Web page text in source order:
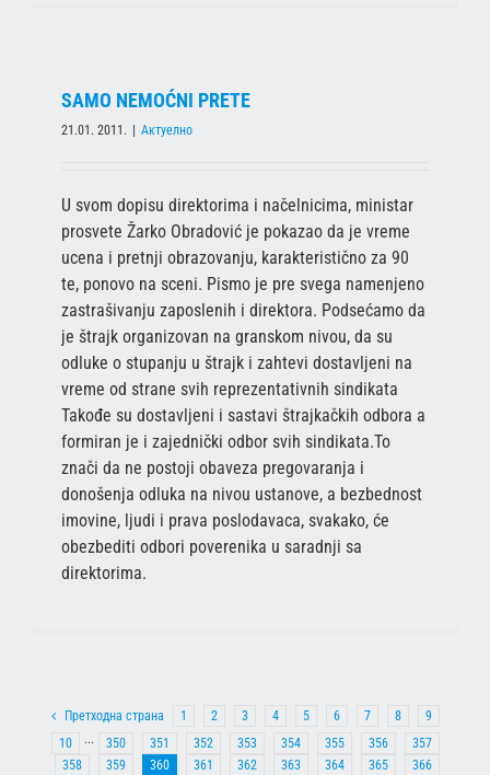
SAMO NEMOĆNI PRETE
21.01. 2011. Актуелно
U svom dopisu direktorima i načelnicima, ministar
prosvete Žarko Obradović je pokazao da je vreme
ucena i pretnji obrazovanju, karakteristično za 90
te, ponovo na sceni. Pismo je pre svega namenjeno
zastrašivanju zaposlenih i direktora. Podsećamo da
je štrajk organizovan na granskom nivou, da su
odluke o stupanju u štrajk i zahtevi dostavljeni na
vreme od strane svih reprezentativnih sindikata
Takođe su dostavljeni i sastavi štrajkačkih odbora a
formiran je i zajednički odbor svih sindikata.To
znači da ne postoji obaveza pregovaranja i
donošenja odluka na nivou ustanove, a bezbednost
imovine, ljudi i prava poslodavaca, svakako, će
obezbediti odbori poverenika u saradnji sa
direktorima.
Претходна страна 1 2 3 4 5 6 7 8
9
10
··· 350 351 352 353 354 355 356
357
358
359 360 361 362 363 364 365 366